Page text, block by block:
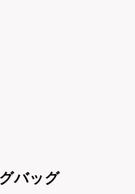
バッグ